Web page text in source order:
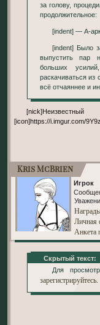
за голову,
продолжительное:
[indent] — А-
[indent] Было заметно, что даже эта необходимость
выпустить пар
больших
раскачиваться из
всё отчаяннее и
[nick]Неизвестный мужчина[/nick]
[icon]https://i.imgur.com/
Kris McBrien
Игрок
Личная
Анкета
Скрытый текст:
Для
зарегистрируйтесь.